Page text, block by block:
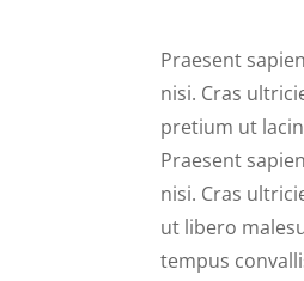
Praesent
nisi. Cras
pretium ut
Praesent
nisi. Cras
ut libero
tempus